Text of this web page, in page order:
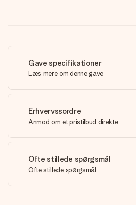
Gave specifikationer
Læs mere om denne gave
Erhvervssordre
Anmod om et pristilbud direkte
Ofte stillede spørgsmål
Ofte stillede spørgsmål